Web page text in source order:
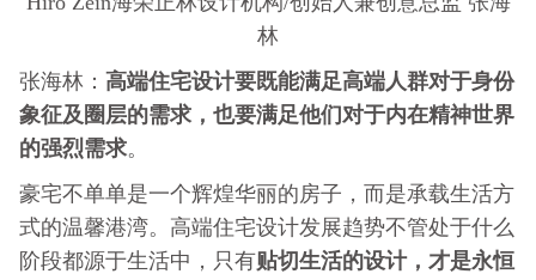
林
张海林： 高端住宅设计要既能满足高端人群对于身份
象征及圈层的需求，也要满足他们对于内在精神世界
的强烈需求。
豪宅不单单是一个辉煌华丽的房子，而是承载生活方
式的温馨港湾。高端住宅设计发展趋势不管处于什么
阶段都源于生活中，只有贴切生活的设计，才是永恒